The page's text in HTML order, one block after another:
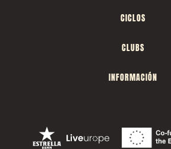
CICLOS
CLUBS
INFORMACIÓN